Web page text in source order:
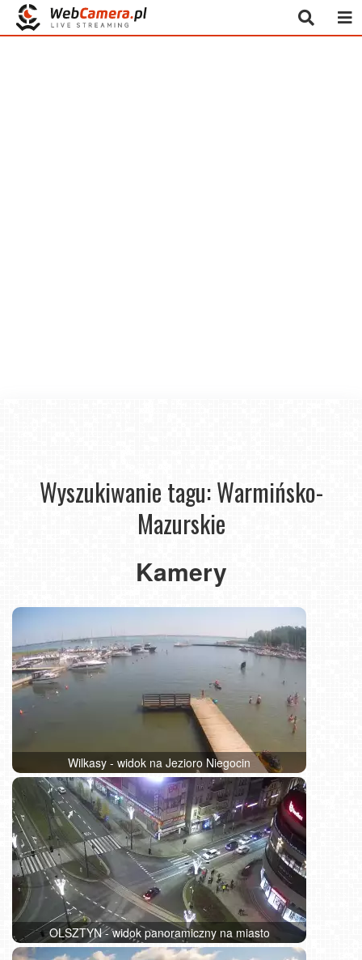
Wyszukiwanie tagu: Warmińsko-
Mazurskie
Kamery
Wilkasy - widok na Jezioro Niegocin
OLSZTYN - widok panoramiczny na miasto